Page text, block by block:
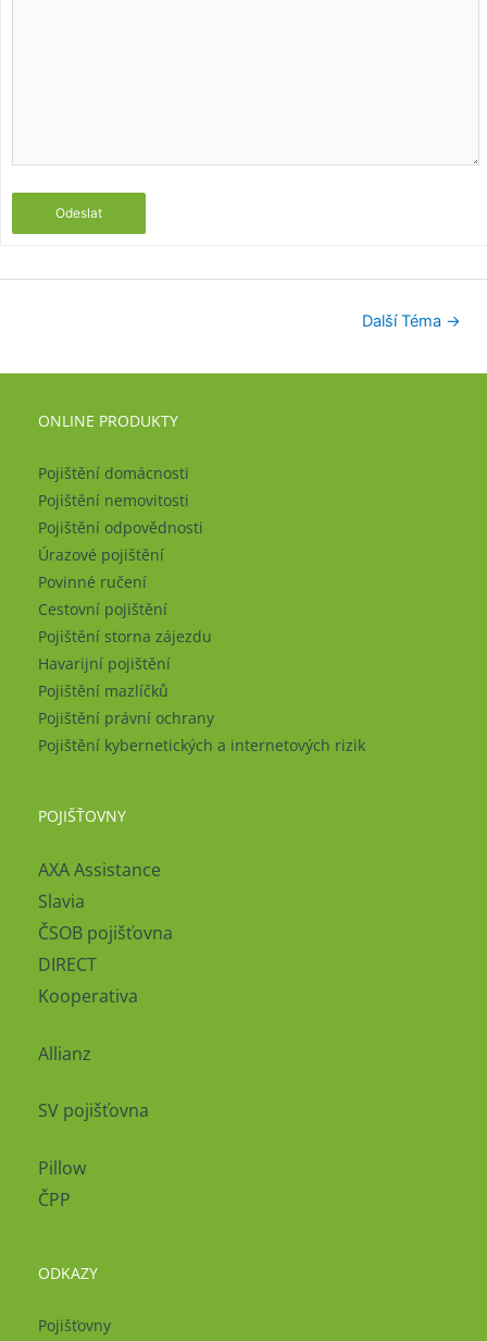
Odeslat
Další Téma →
ONLINE PRODUKTY
Pojištění domácnosti
Pojištění nemovitosti
Pojištění odpovědnosti
Úrazové pojištění
Povinné ručení
Cestovní pojištění
Pojištění storna zájezdu
Havarijní pojištění
Pojištění mazlíčků
Pojištění právní ochrany
Pojištění kybernetických a internetových rizik
POJIŠŤOVNY
AXA Assistance
Slavia
ČSOB pojišťovna
DIRECT
Kooperativa
Allianz
SV pojišťovna
Pillow
ČPP
ODKAZY
Pojišťovny